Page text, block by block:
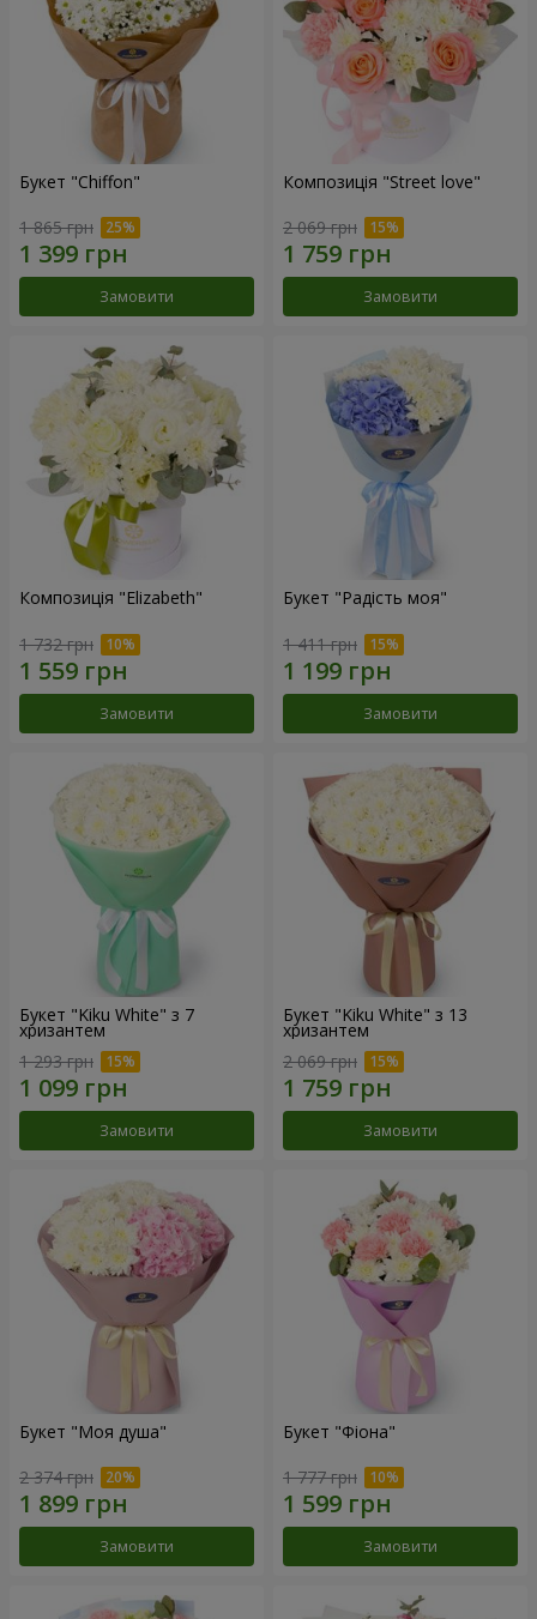
Букет "Chiffon"
1 865 грн
Замовити
Композиція "Street love"
2 069 грн
Замовити
Композиція "Elizabeth"
1 732 грн
Замовити
Букет "Радість моя"
1 411 грн
Замовити
Букет "Kiku White" з 7
хризантем
1 293 грн
Замовити
Букет "Kiku White" з 13
хризантем
2 069 грн
Замовити
Букет "Моя душа"
2 374 грн
Замовити
Букет "Фіона"
1 777 грн
Замовити